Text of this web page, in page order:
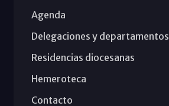
Agenda
Delegaciones y departamentos
Residencias diocesanas
Hemeroteca
Contacto